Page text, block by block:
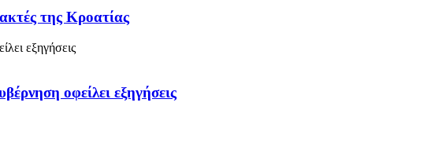
της Κροατίας
οφείλει εξηγήσεις